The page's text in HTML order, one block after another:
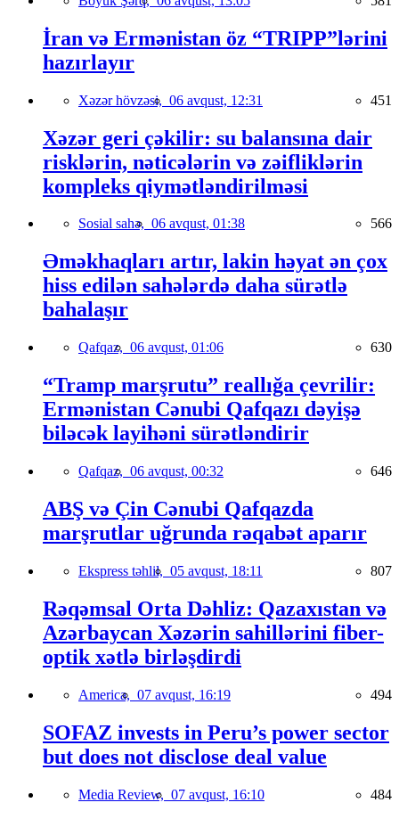
İran və Ermənistan öz “TRIPP”lərini
hazırlayır
Xəzər hövzəsi, 06 avqust, 12:31 451
Xəzər geri çəkilir: su balansına dair
risklərin, nəticələrin və zəifliklərin
kompleks qiymətləndirilməsi
Sosial sahə, 06 avqust, 01:38 566
Əməkhaqları artır, lakin həyat ən çox
hiss edilən sahələrdə daha sürətlə
bahalaşır
Qafqaz, 06 avqust, 01:06 630
“Tramp marşrutu” reallığa çevrilir:
Ermənistan Cənubi Qafqazı dəyişə
biləcək layihəni sürətləndirir
Qafqaz, 06 avqust, 00:32 646
ABŞ və Çin Cənubi Qafqazda
marşrutlar uğrunda rəqabət aparır
Ekspress təhlil, 05 avqust, 18:11 807
Rəqəmsal Orta Dəhliz: Qazaxıstan və
Azərbaycan Xəzərin sahillərini fiber-
optik xətlə birləşdirdi
America, 07 avqust, 16:19 494
SOFAZ invests in Peru’s power sector
but does not disclose deal value
Media Review, 07 avqust, 16:10 484